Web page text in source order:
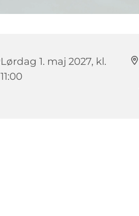
Lørdag 1. maj 2027, kl.
11:00